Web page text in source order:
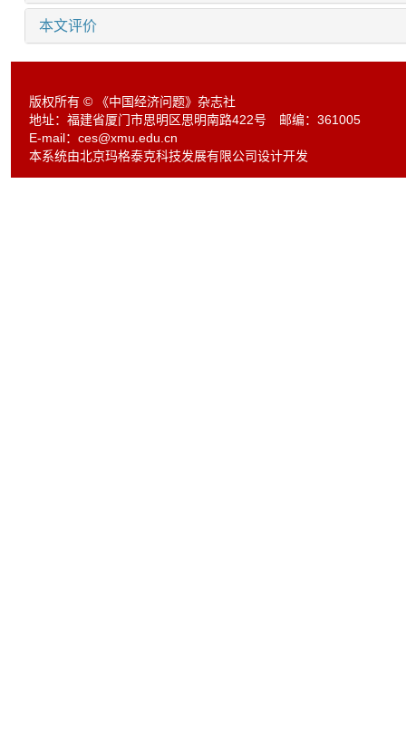
本文评价
版权所有 © 《中国经济问题》杂志社
地址：福建省厦门市思明区思明南路422号 邮编：361005
E-mail： ces@xmu.edu.cn
本系统由北京玛格泰克科技发展有限公司设计开发